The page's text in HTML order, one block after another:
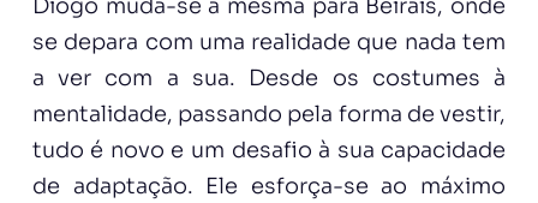
Diogo muda-se à mesma para Beirais, onde
se depara com uma realidade que nada tem
a ver com a sua. Desde os costumes à
mentalidade, passando pela forma de vestir,
tudo é novo e um desafio à sua capacidade
de adaptação. Ele esforça-se ao máximo